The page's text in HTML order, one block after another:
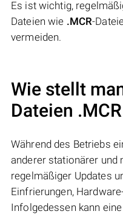
Es ist wichtig,
Dateien wie .MCR-
vermeiden.
Wie stellt
Dateien
Während des Betriebs
anderer stationärer und
regelmäßiger Updates
Einfrierungen,
Infolgedessen kann